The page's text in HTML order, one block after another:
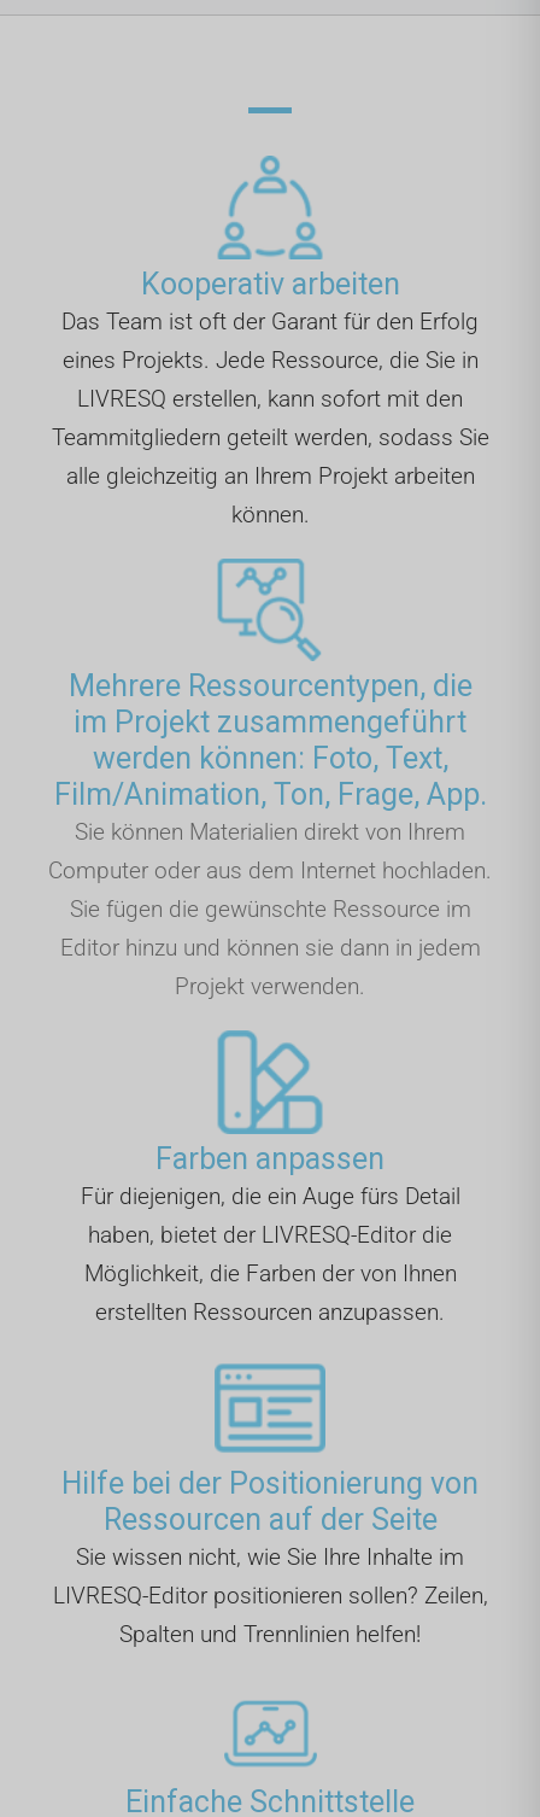
Kooperativ arbeiten
Das Team ist oft der Garant für den Erfolg
eines Projekts. Jede Ressource, die Sie in
LIVRESQ erstellen, kann sofort mit den
Teammitgliedern geteilt werden, sodass Sie
alle gleichzeitig an Ihrem Projekt arbeiten
können.
Mehrere Ressourcentypen, die
im Projekt zusammengeführt
werden können: Foto, Text,
Film/Animation, Ton, Frage, App.
Sie können Materialien direkt von Ihrem
Computer oder aus dem Internet hochladen.
Sie fügen die gewünschte Ressource im
Editor hinzu und können sie dann in jedem
Projekt verwenden.
Farben anpassen
Für diejenigen, die ein Auge fürs Detail
haben, bietet der LIVRESQ-Editor die
Möglichkeit, die Farben der von Ihnen
erstellten Ressourcen anzupassen.
Hilfe bei der Positionierung von
Ressourcen auf der Seite
Sie wissen nicht, wie Sie Ihre Inhalte im
LIVRESQ-Editor positionieren sollen? Zeilen,
Spalten und Trennlinien helfen!
Einfache Schnittstelle